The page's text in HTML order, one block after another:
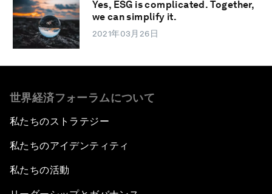
Yes, ESG is complicated. Together,
we can simplify it.
2021年03月26日
世界経済フォーラムについて
私たちのストラテジー
私たちのアイデンティティ
私たちの活動